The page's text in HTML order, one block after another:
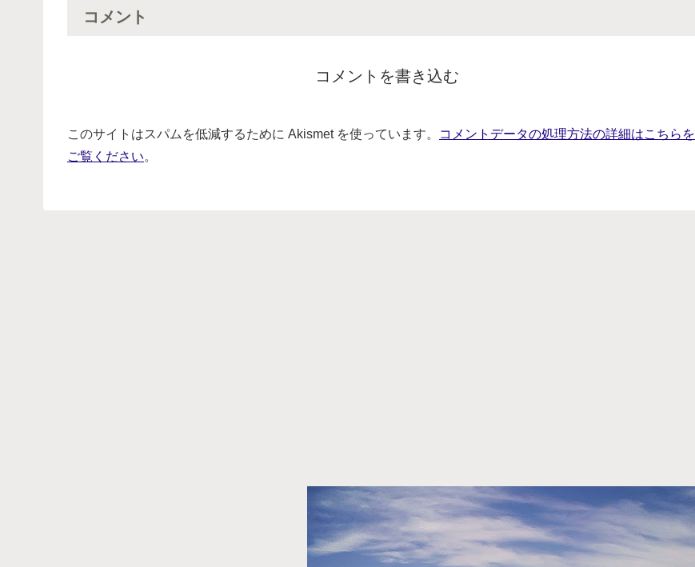
コメント
コメントを書き込む
このサイトはスパムを低減するために Akismet を使っています。
コメントデータの処理方法の詳細はこちらを
ご覧ください。